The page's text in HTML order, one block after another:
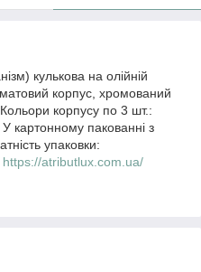
кулькова на олійній
корпус, хромований
корпусу по 3 шт.:
картонному пакованні з
упаковки:
https://atributlux.com.ua/